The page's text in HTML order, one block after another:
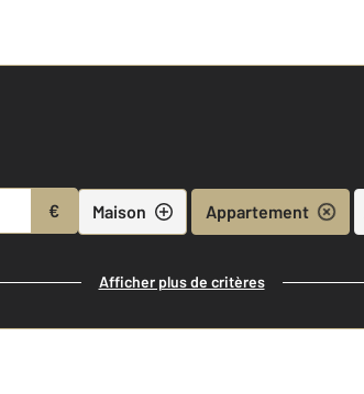
€ Maison Appartement
Afficher plus de critères